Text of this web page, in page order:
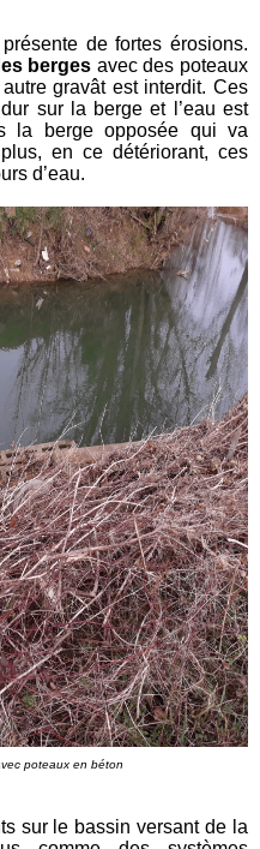
de fortes érosions.
berges avec des poteaux
gravât est interdit. Ces
sur la berge et l’eau est
la berge opposée qui va
en ce détériorant, ces
d’eau.
poteaux en béton
sur le bassin versant de la